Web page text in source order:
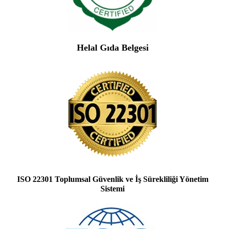
Helal Gıda Belgesi
ISO 22301 Toplumsal Güvenlik ve İş Sürekliliği Yönetim
Sistemi